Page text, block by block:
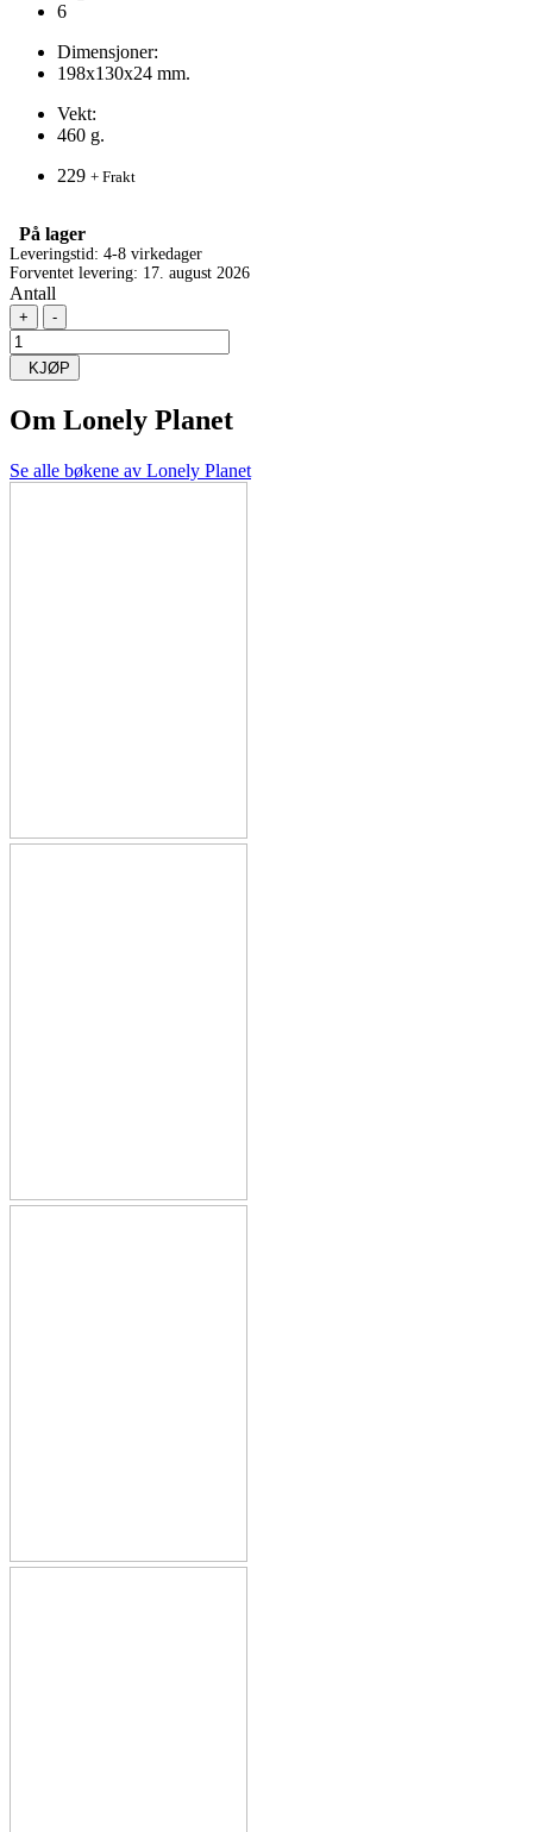
6
Dimensjoner:
198x130x24 mm.
Vekt:
460 g.
229 + Frakt
På lager
Leveringstid: 4-8 virkedager
Forventet levering: 17. august 2026
Antall
+ -
KJØP
Om Lonely Planet
Se alle bøkene av Lonely Planet